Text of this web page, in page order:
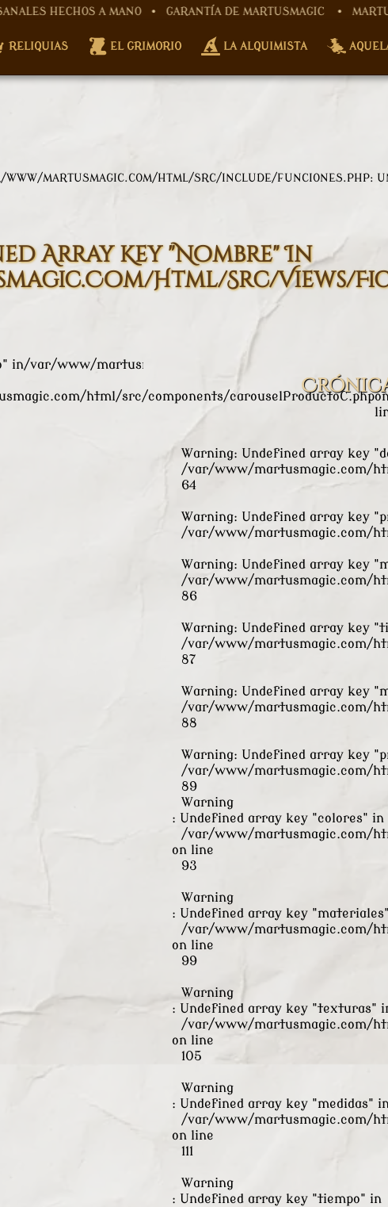
A MANO • GARANTÍA DE MARTUSMAGIC • MARTUSMAGIC,
RELIQUIAS EL GRIMORIO LA ALQUIMISTA
var/www/martusmagic.com/html/src/controller/
:
WWW/MARTUSMAGIC.COM/HTML/SRC/INCLUDE/FUNCIONES.PHP
Array Key "nombre" In
html/src/views/
in/var/www/martusmagic.com/html/src/components/
html/src/components/carouselProductoC.php
Warning: Undefined array key
/var/www/martusmagic.com/
64
Warning: Undefined array key
/var/www/martusmagic.com/
Warning: Undefined array key
/var/www/martusmagic.com/
86
Warning: Undefined array key
/var/www/martusmagic.com/
87
Warning: Undefined array key
/var/www/martusmagic.com/
88
Warning: Undefined array key
/var/www/martusmagic.com/
89
Warning
: Undefined array key "colores" in
/var/www/martusmagic.com/
on line
93
Warning
: Undefined array key
/var/www/martusmagic.com/
on line
99
Warning
: Undefined array key "texturas"
/var/www/martusmagic.com/
on line
105
Warning
: Undefined array key "medidas"
/var/www/martusmagic.com/
on line
111
Warning
: Undefined array key "tiempo" in